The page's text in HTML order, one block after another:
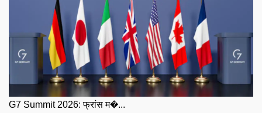
G7 Summit 2026: फ्रांस म�...